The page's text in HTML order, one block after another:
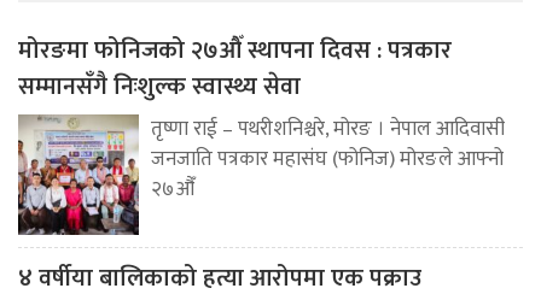
मोरङमा फोनिजको २७औँ स्थापना दिवस : पत्रकार
सम्मानसँगै निःशुल्क स्वास्थ्य सेवा
तृष्णा राई – पथरीशनिश्चरे, मोरङ । नेपाल आदिवासी
जनजाति पत्रकार महासंघ (फोनिज) मोरङले आफ्नो
२७औँ
४ वर्षीया बालिकाको हत्या आरोपमा एक पक्राउ